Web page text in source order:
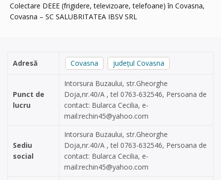
Colectare DEEE (frigidere, televizoare, telefoane) în Covasna,
Covasna – SC SALUBRITATEA IBSV SRL
Adresă Covasna județul Covasna
Punct de
lucru
Intorsura Buzaului, str.Gheorghe
Doja,nr.40/A , tel 0763-632546, Persoana de
contact: Bularca Cecilia, e-
mail:rechin45@yahoo.com
Sediu
social
Intorsura Buzaului, str.Gheorghe
Doja,nr.40/A , tel 0763-632546, Persoana de
contact: Bularca Cecilia, e-
mail:rechin45@yahoo.com